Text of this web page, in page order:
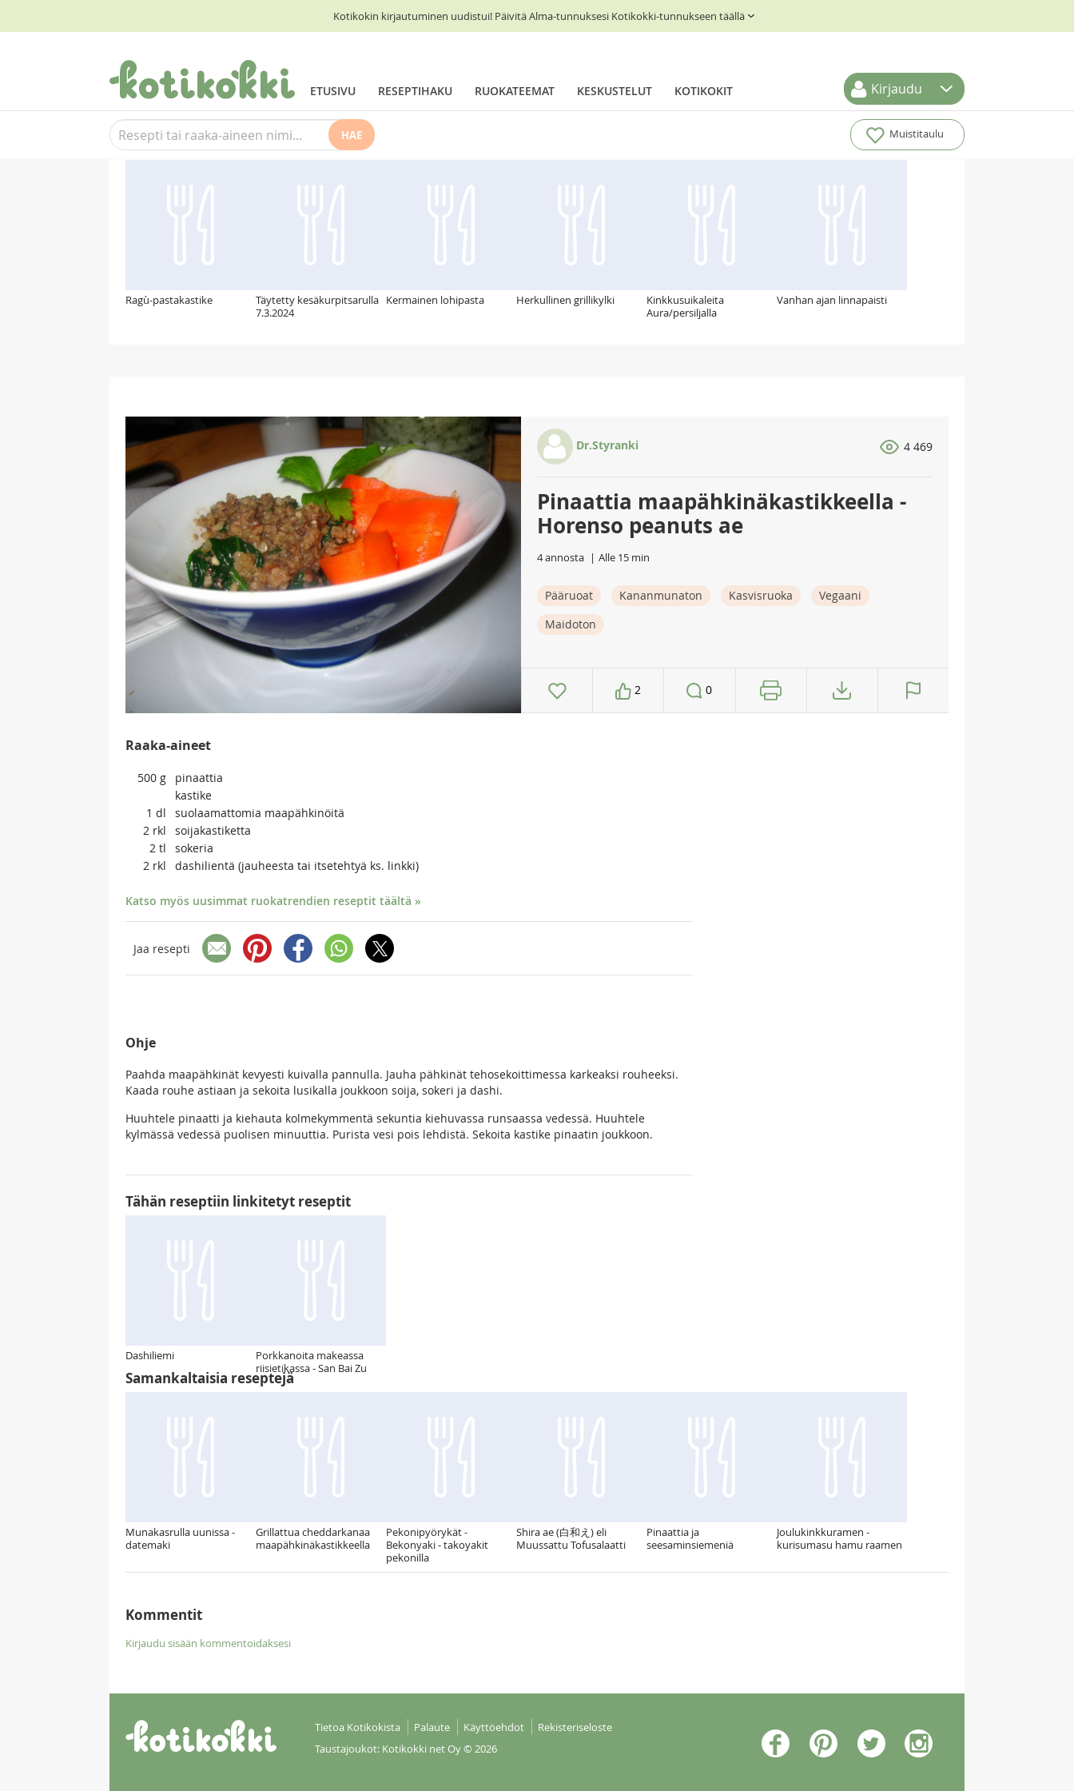
Kotikokin kirjautuminen uudistui! Päivitä Alma-tunnuksesi Kotikokki-tunnukseen täällä
ETUSIVU RESEPTIHAKU RUOKATEEMAT KESKUSTELUT KOTIKOKIT Kirjaudu
HAE Muistitaulu
Suosittelemme myös
Ragù-pastakastike
Täytetty kesäkurpitsarulla
7.3.2024
Kermainen lohipasta Herkullinen grillikylki
Kinkkusuikaleita
Aura/persiljalla
Vanhan ajan linnapaisti
Dr.Styranki 4 469
Pinaattia maapähkinäkastikkeella -
Horenso peanuts ae
4 annosta Alle 15 min
Pääruoat Kananmunaton Kasvisruoka
Vegaani
Maidoton
2 0
Raaka-aineet
500 g
pinaattia
kastike
1 dl
suolaamattomia maapähkinöitä
2 rkl
soijakastiketta
2 tl
sokeria
2 rkl dashilientä (jauheesta tai itsetehtyä ks. linkki)
Katso myös uusimmat ruokatrendien reseptit täältä »
Jaa resepti
Ohje
Paahda maapähkinät kevyesti kuivalla pannulla. Jauha pähkinät tehosekoittimessa karkeaksi rouheeksi.
Kaada rouhe astiaan ja sekoita lusikalla joukkoon soija, sokeri ja dashi.
Huuhtele pinaatti ja kiehauta kolmekymmentä sekuntia kiehuvassa runsaassa vedessä. Huuhtele
kylmässä vedessä puolisen minuuttia. Purista vesi pois lehdistä. Sekoita kastike pinaatin joukkoon.
Tähän reseptiin linkitetyt reseptit
Dashiliemi
Porkkanoita makeassa
riisietikassa - San Bai Zu
Samankaltaisia reseptejä
Munakasrulla uunissa -
datemaki
Grillattua cheddarkanaa
maapähkinäkastikkeella
Pekonipyörykät -
Bekonyaki - takoyakit
pekonilla
Shira ae (白和え) eli
Muussattu Tofusalaatti
Pinaattia ja
seesaminsiemeniä
Joulukinkkuramen -
kurisumasu hamu raamen
Kommentit
Kirjaudu sisään kommentoidaksesi
Tietoa Kotikokista Palaute Käyttöehdot
Rekisteriseloste
Taustajoukot: Kotikokki net Oy© 2026